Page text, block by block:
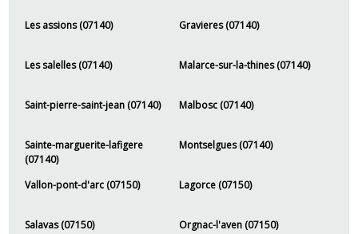
Les assions (07140) Gravieres (07140)
Les salelles (07140) Malarce-sur-la-thines (07140)
Saint-pierre-saint-jean (07140) Malbosc (07140)
Sainte-marguerite-lafigere
(07140)
Montselgues (07140)
Vallon-pont-d'arc (07150) Lagorce (07150)
Salavas (07150) Orgnac-l'aven (07150)